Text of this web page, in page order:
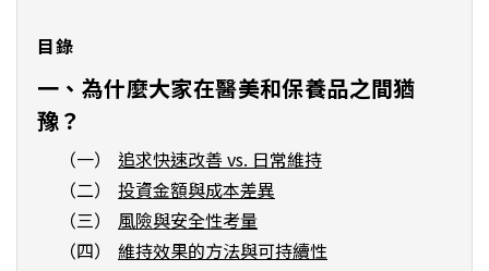
目錄
一、為什麼大家在醫美和保養品之間猶
豫？
（一）
追求快速改善 vs. 日常維持
（二）
投資金額與成本差異
（三）
風險與安全性考量
（四）
維持效果的方法與可持續性